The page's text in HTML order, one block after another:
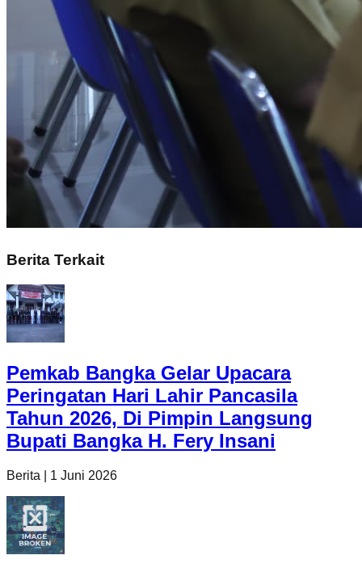
Berita Terkait
Pemkab Bangka Gelar Upacara
Peringatan Hari Lahir Pancasila
Tahun 2026, Di Pimpin Langsung
Bupati Bangka H. Fery Insani
Berita 1 Juni 2026